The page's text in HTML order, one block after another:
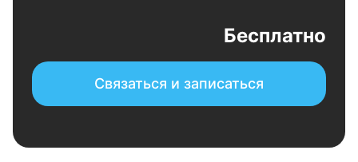
Бесплатно
Связаться и записаться